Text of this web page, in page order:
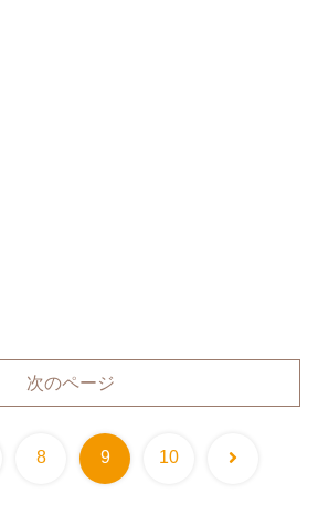
次のページ
8 9 10 次